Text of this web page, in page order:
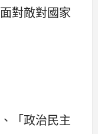
對敵對國家
「政治民主